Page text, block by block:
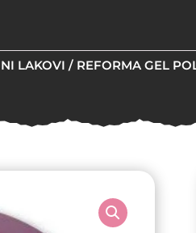
LAKOVI / REFORMA GEL